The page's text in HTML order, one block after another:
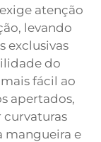
atenção
levando
exclusivas
do
fácil ao
apertados,
curvaturas
mangueira e